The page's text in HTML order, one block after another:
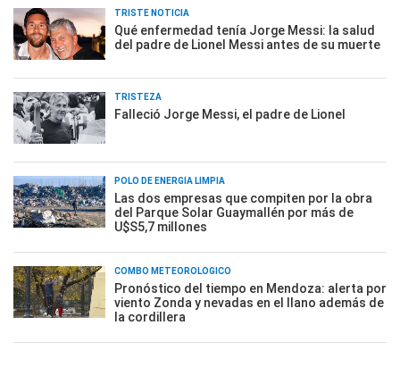
TRISTE NOTICIA
Qué enfermedad tenía Jorge Messi: la salud
del padre de Lionel Messi antes de su muerte
TRISTEZA
Falleció Jorge Messi, el padre de Lionel
POLO DE ENERGÍA LIMPIA
Las dos empresas que compiten por la obra
del Parque Solar Guaymallén por más de
U$S5,7 millones
COMBO METEOROLÓGICO
Pronóstico del tiempo en Mendoza: alerta por
viento Zonda y nevadas en el llano además de
la cordillera